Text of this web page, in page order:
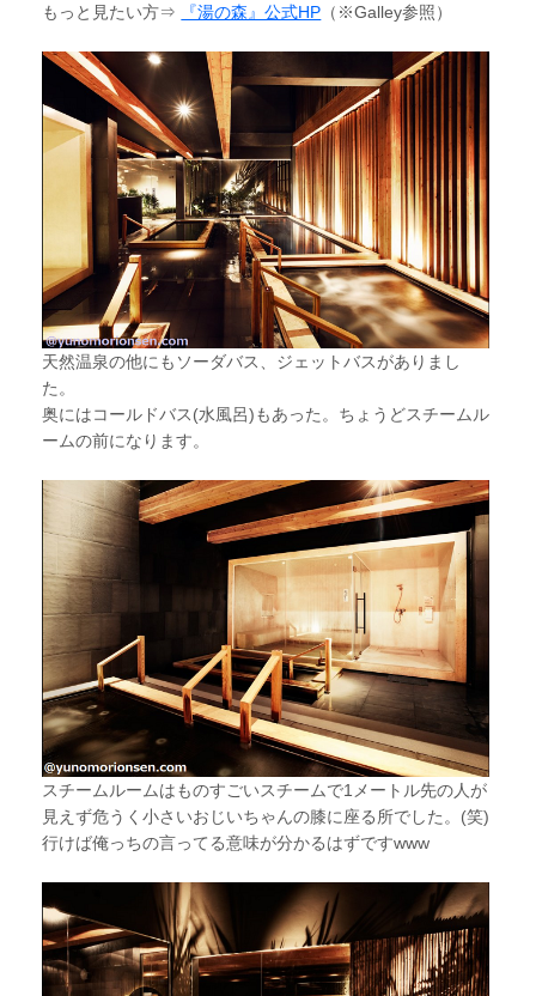
もっと見たい方⇒ 『湯の森』公式HP （※Galley参照）
天然温泉の他にもソーダバス、ジェットバスがありまし
た。
奥にはコールドバス(水風呂)もあった。ちょうどスチームル
ームの前になります。
スチームルームはものすごいスチームで1メートル先の人が
見えず危うく小さいおじいちゃんの膝に座る所でした。(笑)
行けば俺っちの言ってる意味が分かるはずですwww